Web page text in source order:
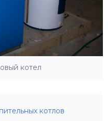
котел
котлов